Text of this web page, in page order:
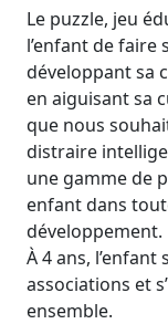
Le puzzle, jeu
l’enfant de faire
développant sa
en aiguisant sa
que nous
distraire
une gamme de
enfant dans
développement.
À 4 ans,
associations et
ensemble.